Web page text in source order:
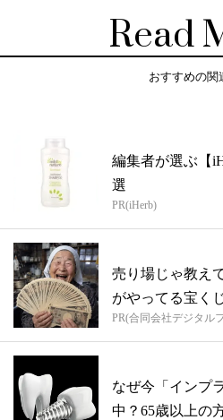
Read
おすすめの関
編集者が選ぶ【
選
PR(iHerb)
売り場じゃ教え
がやってる宝く
PR(合同会社デジタル
なぜ今「インプ
中？65歳以上の